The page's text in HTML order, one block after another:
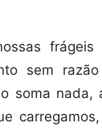
sem
soma